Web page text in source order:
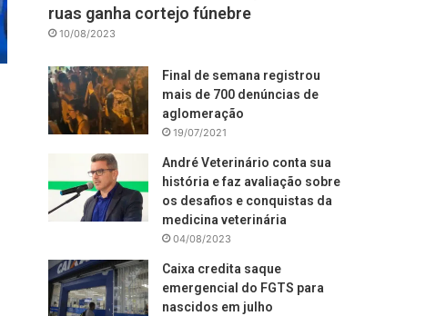
ruas ganha cortejo fúnebre
10/08/2023
Final de semana registrou
mais de 700 denúncias de
aglomeração
19/07/2021
André Veterinário conta sua
história e faz avaliação sobre
os desafios e conquistas da
medicina veterinária
04/08/2023
Caixa credita saque
emergencial do FGTS para
nascidos em julho